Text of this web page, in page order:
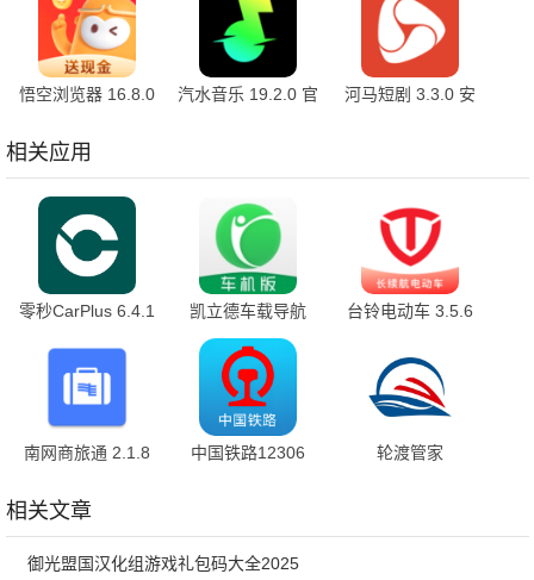
悟空浏览器 16.8.0
汽水音乐 19.2.0 官
河马短剧 3.3.0 安
相关应用
零秒CarPlus 6.4.1
凯立德车载导航
C3943-C7P57 官
方版
台铃电动车 3.5.6
南网商旅通 2.1.8
中国铁路12306
轮渡管家
相关文章
御光盟国汉化组游戏礼包码大全2025